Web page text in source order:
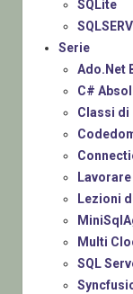
SQLite
Serie
Ado.Net
C#
Classi di
Lezioni
Multi
SQL